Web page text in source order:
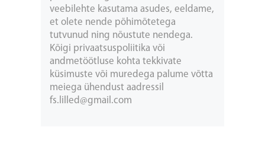
veebilehte kasutama asudes, eeldame,
et olete nende põhimõtetega
tutvunud ning nõustute nendega.
Kõigi privaatsuspoliitika või
andmetöötluse kohta tekkivate
küsimuste või muredega palume võtta
meiega ühendust aadressil
fs.lilled@gmail.com